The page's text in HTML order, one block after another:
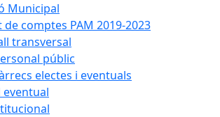
Municipal
de comptes PAM 2019-2023
transversal
públic
electes i eventuals
eventual